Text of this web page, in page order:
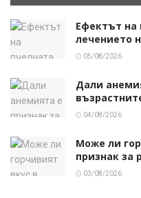
Ефектът на
лечението
05/08/2026
Дали
04/08/2026
Може ли
признак за
03/08/2026